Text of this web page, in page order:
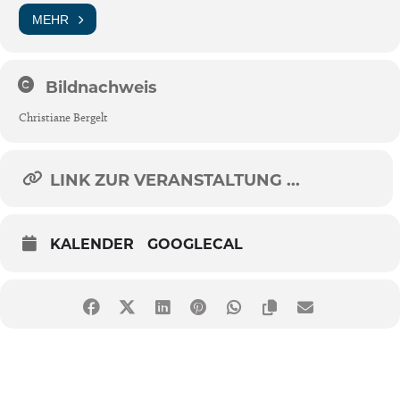
MEHR
Bildnachweis
Christiane Bergelt
LINK ZUR VERANSTALTUNG ...
KALENDER GOOGLECAL